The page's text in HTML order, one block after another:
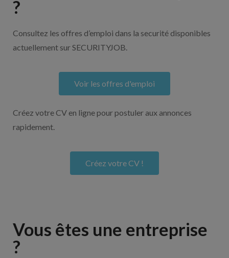
?
Consultez les offres d’emploi dans la securité disponibles
actuellement sur SECURITYJOB.
Voir les offres d'emploi
Créez votre CV en ligne pour postuler aux annonces
rapidement.
Créez votre CV !
Vous êtes une entreprise
?